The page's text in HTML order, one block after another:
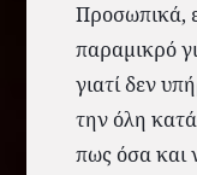
Προσωπικά,
παραμικρό
γιατί δεν
την όλη
πως όσα και